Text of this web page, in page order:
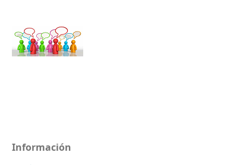
Información